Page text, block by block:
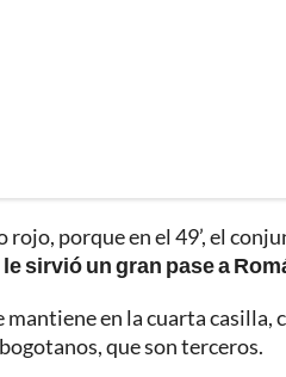
rojo, porque en el 49’, el
sirvió un gran pase a
en la cuarta
que son terceros.